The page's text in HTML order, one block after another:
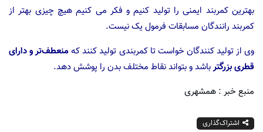
بهترین کمربند ایمنی را تولید کنیم و فکر می کنیم هیچ چیزی بهتر از
کمربند رانندگان مسابقات فرمول یک نیست.
وی از تولید کنندگان خواست تا کمربندی تولید کنند کهمنعطف‌تر و دارای
قطری بزرگترباشد و بتواند نقاط مختلف بدن را پوشش دهد.
منبع خبر : همشهری
اشتراک‌گذاری